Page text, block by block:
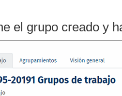
el grupo creado y